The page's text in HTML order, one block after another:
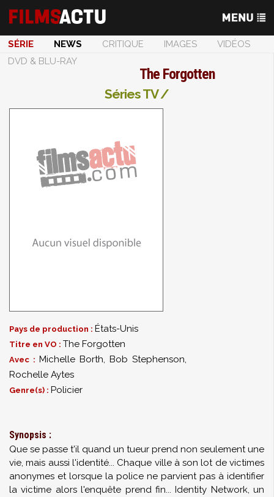
SÉRIE NEWS CRITIQUE IMAGES
VIDÉOS
DVD & BLU-RAY
The Forgotten
Séries TV /
Pays de production : États-Unis
Titre en VO : The Forgotten
Avec : Michelle Borth, Bob Stephenson,
Rochelle Aytes
Genre(s) : Policier
Synopsis :
Que se passe t'il quand un tueur prend non seulement une
vie, mais aussi l'identité... Chaque ville à son lot de victimes
anonymes et lorsque la police ne parvient pas à identifier
la victime alors l'enquête prend fin... Identity Network, un